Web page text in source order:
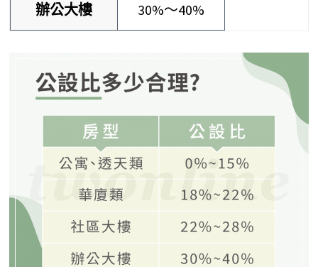
辦公大樓 30%～40%